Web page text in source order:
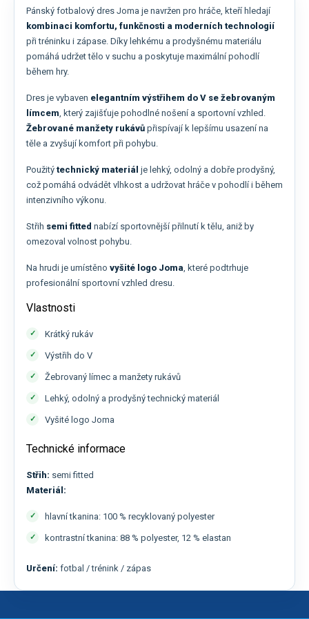
Pánský fotbalový dres Joma je navržen pro hráče, kteří hledají
kombinaci komfortu, funkčnosti a moderních technologií
při tréninku i zápase. Díky lehkému a prodyšnému materiálu
pomáhá udržet tělo v suchu a poskytuje maximální pohodlí
během hry.
Dres je vybaven elegantním výstřihem do V se žebrovaným
límcem, který zajišťuje pohodlné nošení a sportovní vzhled.
Žebrované manžety rukávů přispívají k lepšímu usazení na
těle a zvyšují komfort při pohybu.
Použitý technický materiál je lehký, odolný a dobře prodyšný,
což pomáhá odvádět vlhkost a udržovat hráče v pohodlí i během
intenzivního výkonu.
Střih semi fitted nabízí sportovnější přilnutí k tělu, aniž by
omezoval volnost pohybu.
Na hrudi je umístěno vyšité logo Joma, které podtrhuje
profesionální sportovní vzhled dresu.
Vlastnosti
Krátký rukáv
Výstřih do V
Žebrovaný límec a manžety rukávů
Lehký, odolný a prodyšný technický materiál
Vyšité logo Joma
Technické informace
Střih: semi fitted
Materiál:
hlavní tkanina: 100 % recyklovaný polyester
kontrastní tkanina: 88 % polyester, 12 % elastan
Určení: fotbal / trénink / zápas